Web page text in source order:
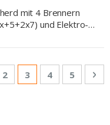
mit 4 Brennern
und Elektro-
700 ND
Seite
2 Sie lesen gerade
3 Seite
4 Seite
5